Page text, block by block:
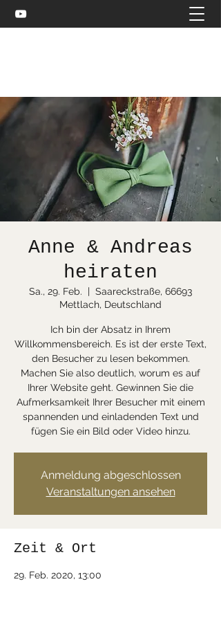
Anne & Andreas
heiraten
Sa., 29. Feb.
  |
Saareckstraße, 66693
Mettlach, Deutschland
Ich bin der Absatz in Ihrem
Willkommensbereich. Es ist der erste Text,
den Besucher zu lesen bekommen.
Machen Sie also deutlich, worum es auf
Ihrer Website geht. Gewinnen Sie die
Aufmerksamkeit Ihrer Besucher mit einem
spannenden und einladenden Text und
fügen Sie ein Bild oder Video hinzu.
Anmeldung abgeschlossen
Veranstaltungen ansehen
Zeit & Ort
29. Feb. 2020, 13:00